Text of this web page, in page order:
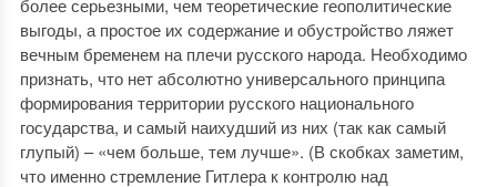
выгоды, а простое их содержание и обустройство ляжет
вечным бременем на плечи русского народа. Необходимо
признать, что нет абсолютно универсального принципа
формирования территории русского национального
государства, и самый наихудший из них (так как самый
глупый) – «чем больше, тем лучше». (В скобках заметим,
что именно стремление Гитлера к контролю над